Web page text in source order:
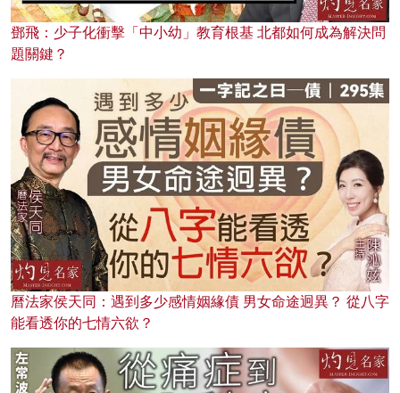
鄧飛：少子化衝擊「中小幼」教育根基 北都如何成為解決問
題關鍵？
曆法家侯天同：遇到多少感情姻緣債 男女命途迥異？ 從八字
能看透你的七情六欲？